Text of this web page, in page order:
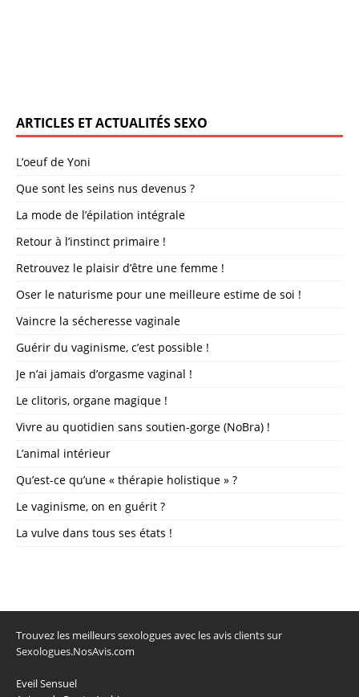
ARTICLES ET ACTUALITÉS SEXO
L’oeuf de Yoni
Que sont les seins nus devenus ?
La mode de l’épilation intégrale
Retour à l’instinct primaire !
Retrouvez le plaisir d’être une femme !
Oser le naturisme pour une meilleure estime de soi !
Vaincre la sécheresse vaginale
Guérir du vaginisme, c’est possible !
Je n’ai jamais d’orgasme vaginal !
Le clitoris, organe magique !
Vivre au quotidien sans soutien-gorge (NoBra) !
L’animal intérieur
Qu’est-ce qu’une « thérapie holistique » ?
Le vaginisme, on en guérit ?
La vulve dans tous ses états !
Trouvez les meilleurs sexologues avec les avis clients sur
Sexologues.NosAvis.com
Eveil Sensuel